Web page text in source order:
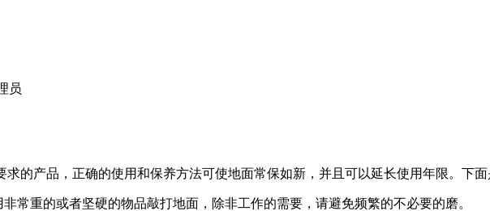
员
的产品，正确的使用和保养方法可使地面常保如新，并且可以延长使用年限。下面
常重的或者坚硬的物品敲打地面，除非工作的需要，请避免频繁的不必要的磨。